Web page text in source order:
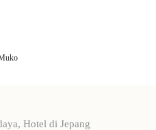
Hotel di Jepang